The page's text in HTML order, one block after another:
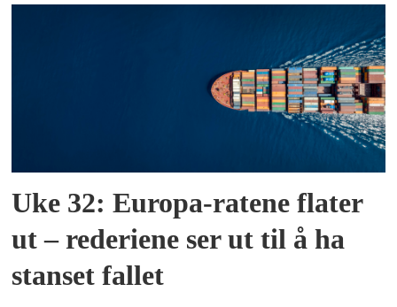
Uke 32: Europa-ratene flater
ut – rederiene ser ut til å ha
stanset fallet